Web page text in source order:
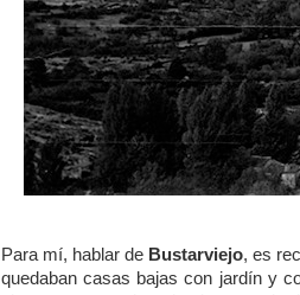
Para mí, hablar de Bustarviejo, es
quedaban casas bajas con jardín y